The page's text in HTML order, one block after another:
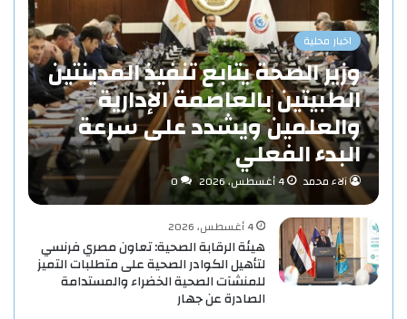
اخبار محلية
وزير الصحة يتابع تنفيذ المدينتين
الطبيتين بالعاصمة الإدارية
والعلمين ويشدد على سرعة
البدء الفعلي
آلاء محمد 4 أغسطس، 2026 0
4 أغسطس، 2026
هيئة الرقابة الصحية: تعاون مصري فرنسي
لتأهيل الكوادر الصحية على متطلبات التميز
للمنشآت الصحية الخضراء والمستدامة
الصادرة عن جهار